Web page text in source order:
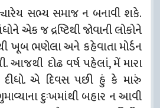
સભ્ય સમાજ ન બનાવી શકે.
એક જ દ્રષ્ટિથી જોવાની લોકોને
ખૂબ ભણેલા અને કહેવાતા મોર્ડન
આજથી દોઢ વર્ષ પહેલાં, મેં મારા
દીધો. એ દિવસ પછી હું કે મારું
દુઃખમાંથી બહાર ન આવી